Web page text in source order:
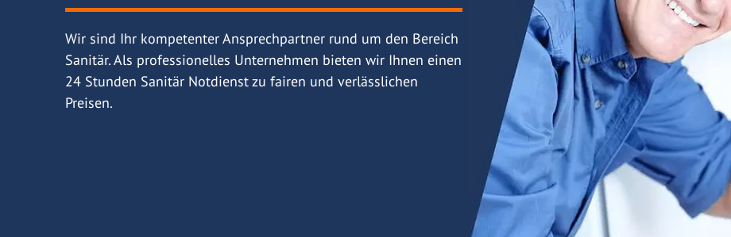
Wir sind Ihr kompetenter Ansprechpartner rund um den Bereich
Sanitär. Als professionelles Unternehmen bieten wir Ihnen einen
24 Stunden Sanitär Notdienst zu fairen und verlässlichen
Preisen.